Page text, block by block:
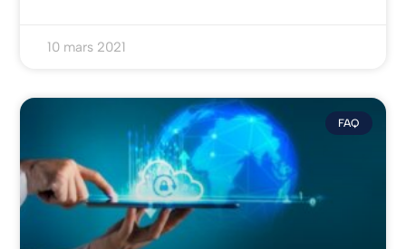
10 mars 2021
FAQ